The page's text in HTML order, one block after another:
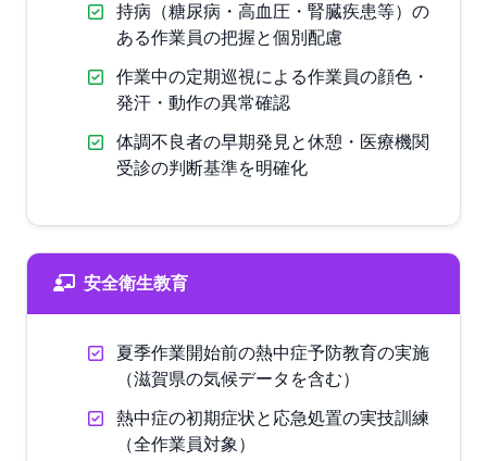
持病（糖尿病・高血圧・腎臓疾患等）の
ある作業員の把握と個別配慮
作業中の定期巡視による作業員の顔色・
発汗・動作の異常確認
体調不良者の早期発見と休憩・医療機関
受診の判断基準を明確化
安全衛生教育
夏季作業開始前の熱中症予防教育の実施
（滋賀県の気候データを含む）
熱中症の初期症状と応急処置の実技訓練
（全作業員対象）